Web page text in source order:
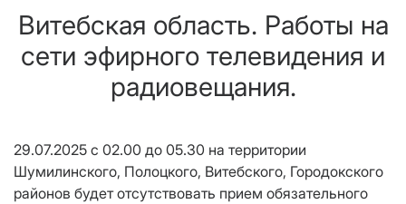
Витебская область. Работы на
сети эфирного телевидения и
радиовещания.
29.07.2025 с 02.00 до 05.30 на территории
Шумилинского, Полоцкого, Витебского, Городокского
районов будет отсутствовать прием обязательного